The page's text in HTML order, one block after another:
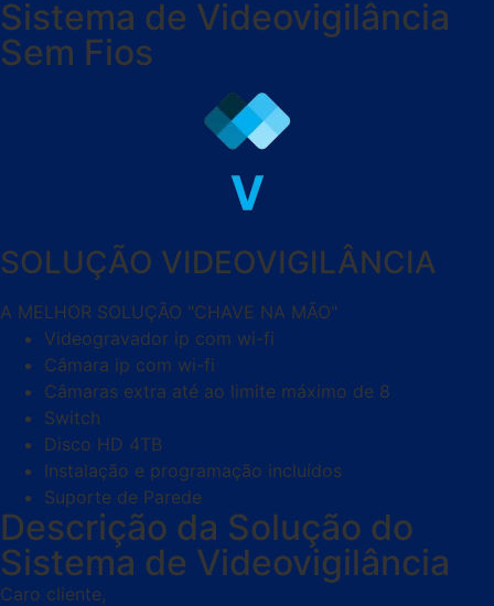
Sistema de Videovigilância
Sem Fios
SOLUÇÃO VIDEOVIGILÂNCIA
A MELHOR SOLUÇÃO "CHAVE NA MÃO"
Videogravador ip com wi-fi
Câmara ip com wi-fi
Câmaras extra até ao limite máximo de 8
Switch
Disco HD 4TB
Instalação e programação incluídos
Suporte de Parede
Descrição da Solução do
Sistema de Videovigilância
Caro cliente,